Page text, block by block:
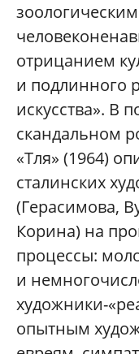
зоологическим
отрицанием
и подлинного
искусства». В
скандальном
«Тля» (1964)
сталинских
(Герасимова,
Корина) на
процессы:
и
художники-
опытным